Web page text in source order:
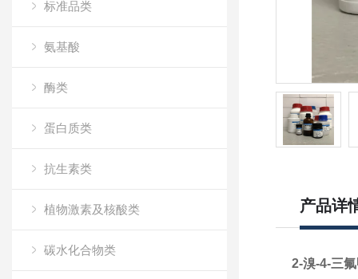
标准品类
氨基酸
酶类
蛋白质类
抗生素类
植物激素及核酸类
碳水化合物类
产品详
2-溴-4-三